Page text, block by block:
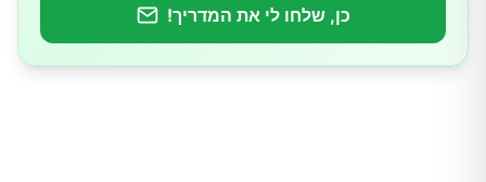
כן, שלחו לי את המדריך!